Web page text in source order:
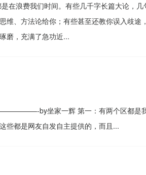
在浪费我们时间。有些几千字长篇大论，几
维、方法论给你；有些甚至还教你误入歧途
磨，充满了急功近...
by坐家一辉 第一：有两个区都是
些都是网友自发自主提供的，而且...